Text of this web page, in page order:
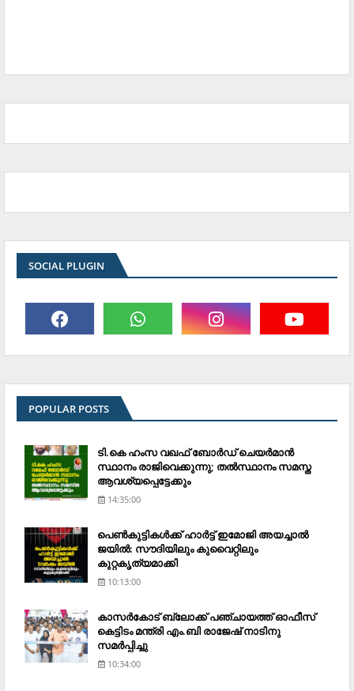
SOCIAL PLUGIN
POPULAR POSTS
ടി.കെ ഹംസ വഖഫ് ബോര്‍ഡ് ചെയര്‍മാന്‍
സ്ഥാനം രാജിവെക്കുന്നു; തല്‍സ്ഥാനം സമസ്ത
ആവശ്യപ്പെട്ടേക്കും
14:35:00
പെണ്‍കുട്ടികള്‍ക്ക് ഹാര്‍ട്ട് ഇമോജി അയച്ചാല്‍
ജയില്‍: സൗദിയിലും കുവൈറ്റിലും
കുറ്റകൃത്യമാക്കി
10:13:00
കാസര്‍കോട് ബ്ലോക്ക് പഞ്ചായത്ത് ഓഫീസ്
കെട്ടിടം മന്ത്രി എം.ബി രാജേഷ് നാടിനു
സമര്‍പ്പിച്ചു
10:34:00